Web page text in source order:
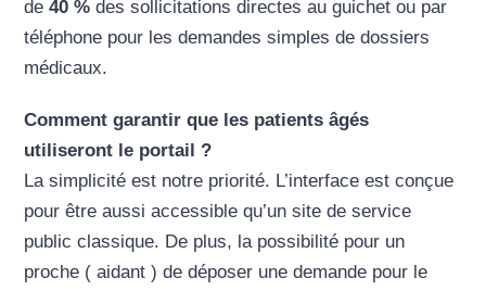
de 40 % des sollicitations directes au guichet ou par
téléphone pour les demandes simples de dossiers
médicaux.
Comment garantir que les patients âgés
utiliseront le portail ?
La simplicité est notre priorité. L’interface est conçue
pour être aussi accessible qu’un site de service
public classique. De plus, la possibilité pour un
proche ( aidant ) de déposer une demande pour le